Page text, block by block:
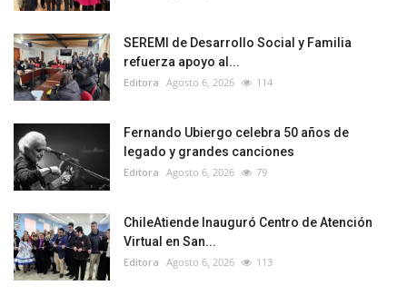
SEREMI de Desarrollo Social y Familia
refuerza apoyo al...
Editora Agosto 6, 2026 114
Fernando Ubiergo celebra 50 años de
legado y grandes canciones
Editora Agosto 6, 2026 79
ChileAtiende Inauguró Centro de Atención
Virtual en San...
Editora Agosto 6, 2026 113